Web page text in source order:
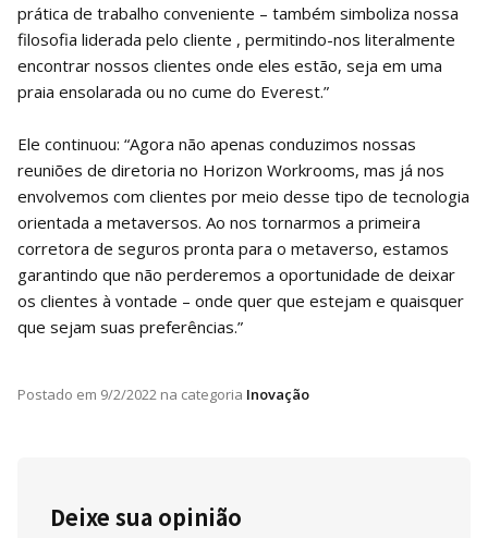
prática de trabalho conveniente – também simboliza nossa
filosofia liderada pelo cliente , permitindo-nos literalmente
encontrar nossos clientes onde eles estão, seja em uma
praia ensolarada ou no cume do Everest.”
Ele continuou: “Agora não apenas conduzimos nossas
reuniões de diretoria no Horizon Workrooms, mas já nos
envolvemos com clientes por meio desse tipo de tecnologia
orientada a metaversos. Ao nos tornarmos a primeira
corretora de seguros pronta para o metaverso, estamos
garantindo que não perderemos a oportunidade de deixar
os clientes à vontade – onde quer que estejam e quaisquer
que sejam suas preferências.”
Postado em 9/2/2022 na categoria Inovação
Deixe sua opinião